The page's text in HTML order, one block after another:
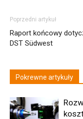
Poprzedni artykuł
Raport końcowy
DST Südwest
Pokrewne artykuły